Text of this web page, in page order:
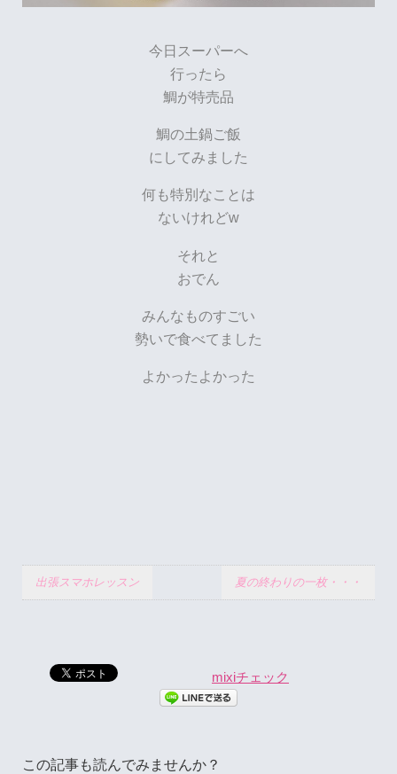
今日スーパーへ
行ったら
鯛が特売品
鯛の土鍋ご飯
にしてみました
何も特別なことは
ないけれどw
それと
おでん
みんなものすごい
勢いで食べてました
よかったよかった
出張スマホレッスン 夏の終わりの一枚・・・
mixiチェック
この記事も読んでみませんか？